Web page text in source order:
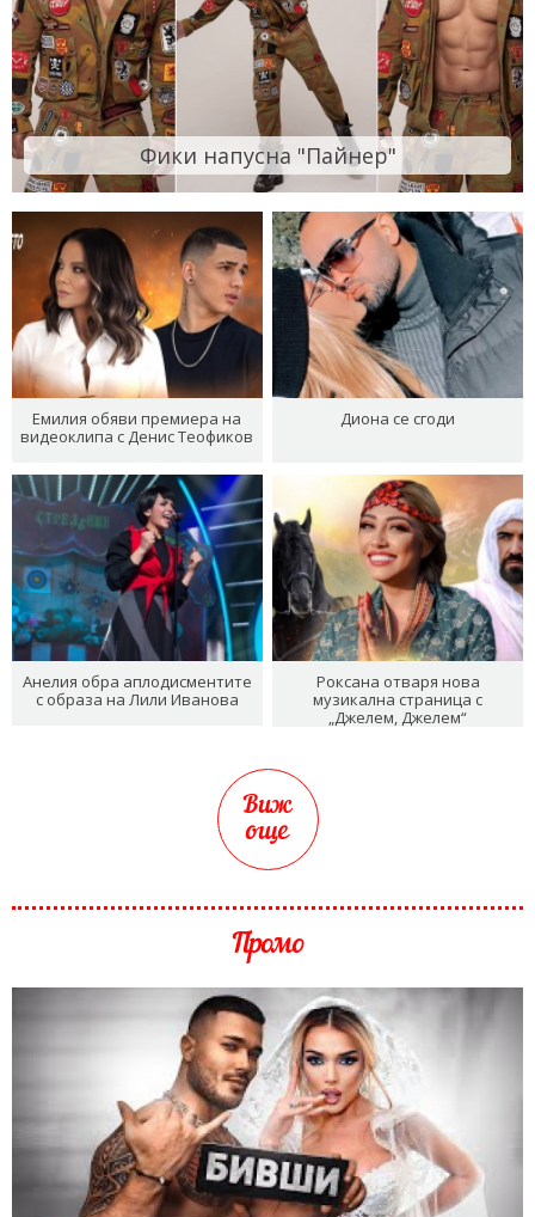
Фики напусна "Пайнер"
Емилия обяви премиера на
видеоклипа с Денис Теофиков
Диона се сгоди
Анелия обра аплодисментите
с образа на Лили Иванова
Роксана отваря нова
музикална страница с
„Джелем, Джелем“
Виж
още
Промо